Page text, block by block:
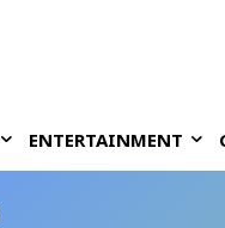
ENTERTAINMENT